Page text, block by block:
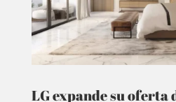
LG expande su oferta